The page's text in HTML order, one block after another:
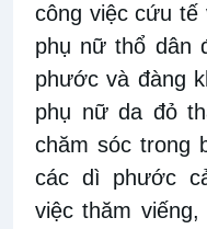
công việc cứu tế
phụ nữ thổ dân
phước và đàng
phụ nữ da đỏ
chăm sóc trong
các dì phước
việc thăm